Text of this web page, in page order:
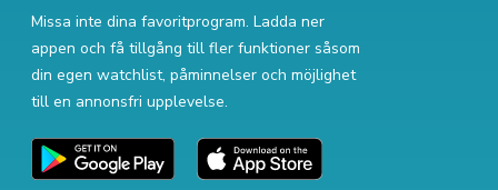
Missa inte dina favoritprogram. Ladda ner
appen och få tillgång till fler funktioner såsom
din egen watchlist, påminnelser och möjlighet
till en annonsfri upplevelse.